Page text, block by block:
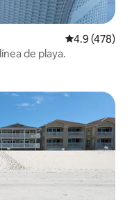
Calificación
4.9 (478)
de playa.